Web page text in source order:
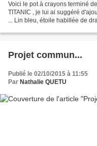
Voici le pot à crayons terminé
TITANIC , je lui ai suggéré
... Lin bleu, étoile habillée de
Projet commun...
Publié le 02/10/2015 à 11:55
Par Nathalie QUETU